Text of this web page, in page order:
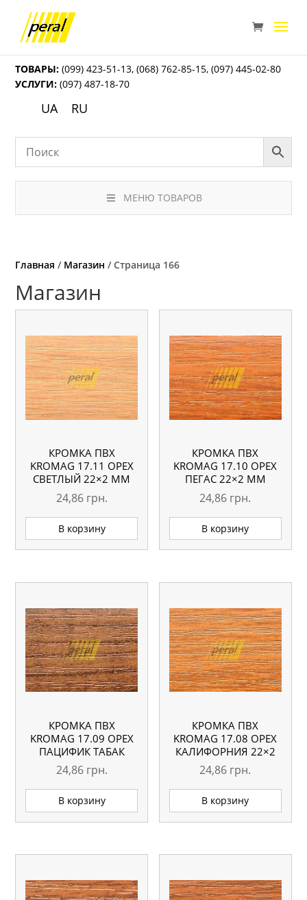
ТОВАРЫ: (099) 423-51-13,(068) 762-85-15,(097) 445-02-80
УСЛУГИ: (097) 487-18-70
UA RU
МЕНЮ ТОВАРОВ
Главная / Магазин / Страница 166
Магазин
КРОМКА ПВХ
KROMAG 17.11 ОРЕХ
СВЕТЛЫЙ 22×2 ММ
24,86 грн.
В корзину
КРОМКА ПВХ
KROMAG 17.10 ОРЕХ
ПЕГАС 22×2 ММ
24,86 грн.
В корзину
КРОМКА ПВХ
KROMAG 17.09 ОРЕХ
ПАЦИФИК ТАБАК
22×2 ММ
24,86 грн.
В корзину
КРОМКА ПВХ
KROMAG 17.08 ОРЕХ
КАЛИФОРНИЯ 22×2
ММ
24,86 грн.
В корзину